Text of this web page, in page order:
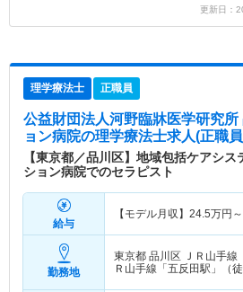
更新日：
理学療法士 正職員
公益財団法人河野臨牀医学研究
ョン病院の理学療法士求人(正職
【東京都／品川区】地域包括ケアシ
ション病院でのセラピスト
給与
【モデル月収】 24.5万円～
勤務地
東京都 品川区 ＪＲ山手線
Ｒ山手線「五反田駅」（